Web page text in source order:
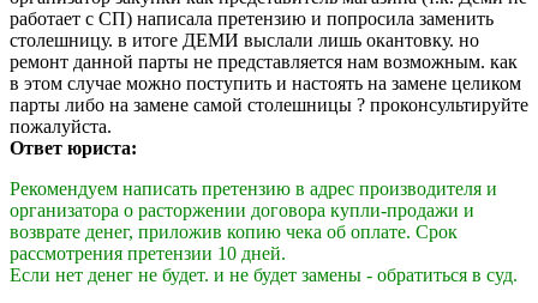
работает с СП) написала претензию и попросила заменить
столешницу. в итоге ДЕМИ выслали лишь окантовку. но
ремонт данной парты не представляется нам возможным. как
в этом случае можно поступить и настоять на замене целиком
парты либо на замене самой столешницы ? проконсультируйте
пожалуйста.
Ответ юриста:
Рекомендуем написать претензию в адрес производителя и
организатора о расторжении договора купли-продажи и
возврате денег, приложив копию чека об оплате. Срок
рассмотрения претензии 10 дней.
Если нет денег не будет. и не будет замены - обратиться в суд.